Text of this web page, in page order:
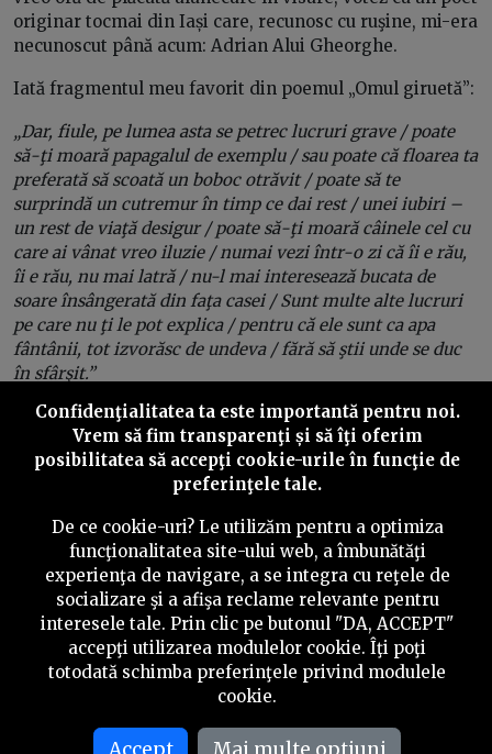
originar tocmai din Iași care, recunosc cu ruşine, mi-era
necunoscut până acum: Adrian Alui Gheorghe.
Iată fragmentul meu favorit din poemul „Omul giruetă”:
„Dar, fiule, pe lumea asta se petrec lucruri grave / poate
să-ţi moară papagalul de exemplu / sau poate că floarea ta
preferată să scoată un boboc otrăvit / poate să te
surprindă un cutremur în timp ce dai rest / unei iubiri –
un rest de viaţă desigur / poate să-ţi moară câinele cel cu
care ai vânat vreo iluzie / numai vezi într-o zi că îi e rău,
îi e rău, nu mai latră / nu-l mai interesează bucata de
soare însângerată din faţa casei / Sunt multe alte lucruri
pe care nu ţi le pot explica / pentru că ele sunt ca apa
fântânii, tot izvorăsc de undeva / fără să ştii unde se duc
în sfârşit.”
Play
După acest episod de reverie, e timpul să amuşin
În jurul personalităţii sale a pivotat toată campania
Confidenţialitatea ta este importantă pentru noi.
Vrem să fim transparenţi și să îţi oferim
posibilitatea să accepţi cookie-urile în funcţie de
preferinţele tale.
De ce cookie-uri? Le utilizăm pentru a optimiza
funcţionalitatea site-ului web, a îmbunătăţi
experienţa de navigare, a se integra cu reţele de
socializare şi a afişa reclame relevante pentru
interesele tale. Prin clic pe butonul "DA, ACCEPT"
accepţi utilizarea modulelor cookie. Îţi poţi
totodată schimba preferinţele privind modulele
cookie.